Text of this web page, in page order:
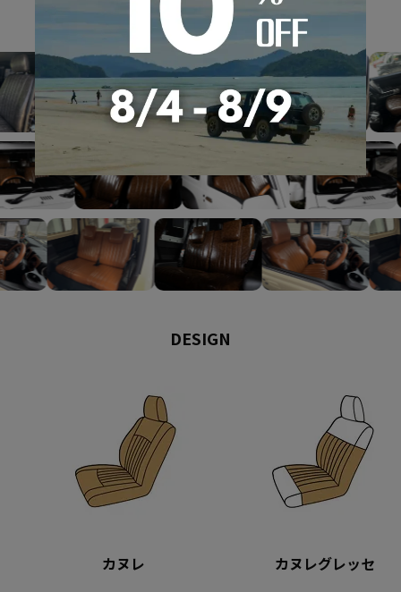
DESIGN
カヌレ カヌレグレッセ